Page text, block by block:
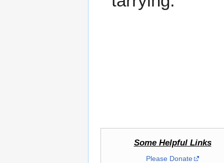
Some Helpful Links
Please Donate